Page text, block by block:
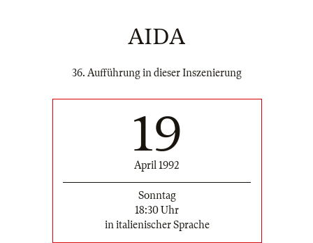
AIDA
36. Aufführung in dieser Inszenierung
19
April 1992
Sonntag
18:30 Uhr
in italienischer Sprache